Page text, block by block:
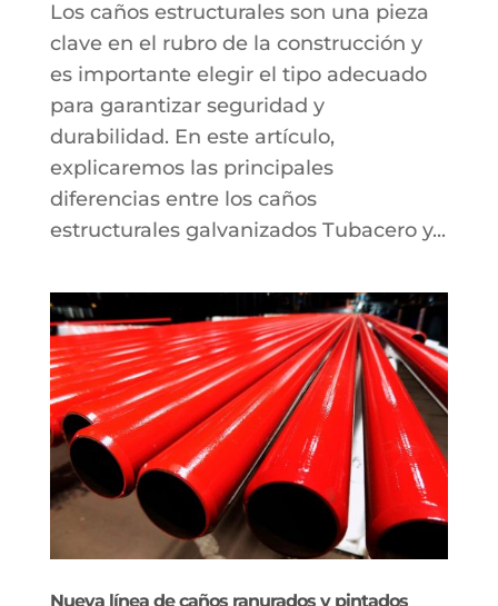
Los caños estructurales son una pieza
clave en el rubro de la construcción y
es importante elegir el tipo adecuado
para garantizar seguridad y
durabilidad. En este artículo,
explicaremos las principales
diferencias entre los caños
estructurales galvanizados Tubacero y...
Nueva línea de caños ranurados y pintados